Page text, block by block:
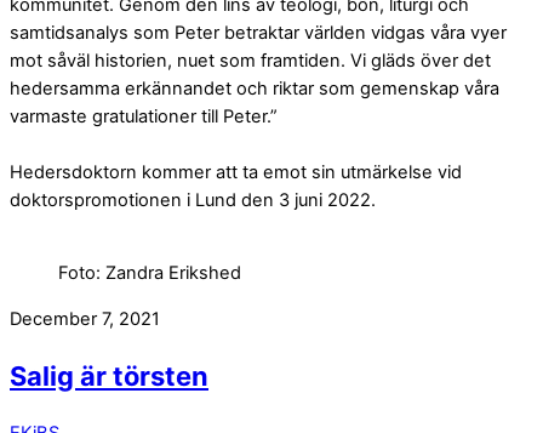
kommunitet. Genom den lins av teologi, bön, liturgi och
samtidsanalys som Peter betraktar världen vidgas våra vyer
mot såväl historien, nuet som framtiden. Vi gläds över det
hedersamma erkännandet och riktar som gemenskap våra
varmaste gratulationer till Peter.”
Hedersdoktorn kommer att ta emot sin utmärkelse vid
doktorspromotionen i Lund den 3 juni 2022.
Foto: Zandra Erikshed
December 7, 2021
Salig är törsten